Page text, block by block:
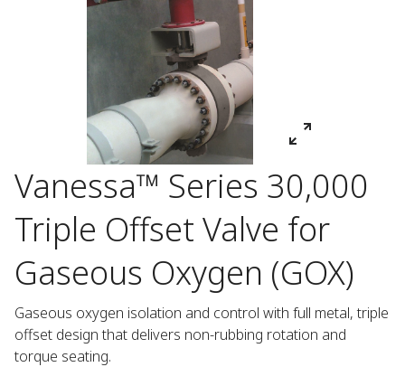
Vanessa™ Series 30,000
Triple Offset Valve for
Gaseous Oxygen (GOX)
Gaseous oxygen isolation and control with full metal, triple
offset design that delivers non-rubbing rotation and
torque seating.